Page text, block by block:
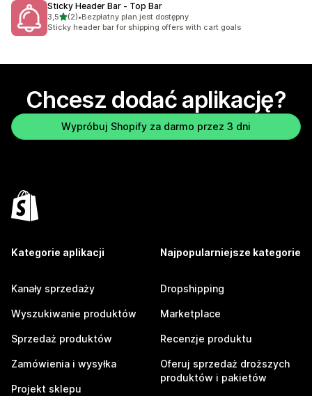
Sticky Header Bar ‑ Top Bar
3,5na 5 gwiazdek
(2)
Łączna liczba recenzji: 2
•Bezpłatny plan jest dostępny
Sticky header bar for shipping offers with cart goals
Chcesz dodać aplikację?
Wypróbuj Shopify za darmo przez 3 dni
Kategorie aplikacji
Kanały sprzedaży
Wyszukiwanie produktów
Sprzedaż produktów
Zamówienia i wysyłka
Projekt sklepu
Najpopularniejsze kategorie
Dropshipping
Marketplace
Recenzje produktu
Oferuj sprzedaż droższych
produktów i pakietów